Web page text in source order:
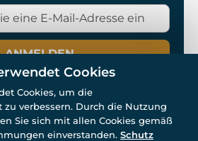
ANMELDEN
www.wulflund.de 2007-2026.
Cookies
Cookies, um die
verbessern. Durch die Nutzung
Sie sich mit allen Cookies gemäß
einverstanden. Schutz